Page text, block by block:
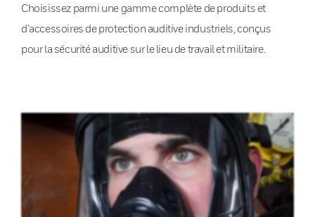
Choisissez parmi une gamme complète de produits et
d’accessoires de protection auditive industriels, conçus
pour la sécurité auditive sur le lieu de travail et militaire.